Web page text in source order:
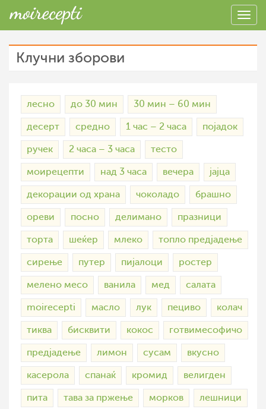
Клучни зборови
лесно до 30 мин 30 мин – 60 мин
десерт средно 1 час – 2 часа појадок
ручек 2 часа – 3 часа тесто
моирецепти над 3 часа вечера јајца
декорации од храна чоколадо брашно
ореви посно делимано празници
торта шеќер млеко топло предјадење
сирење путер пијалоци ростер
мелено месо ванила мед салата
moirecepti масло лук пециво колач
тиква бисквити кокос готвимесофичо
предјадење лимон сусам вкусно
касерола спанаќ кромид велигден
пита тава за пржење морков лешници